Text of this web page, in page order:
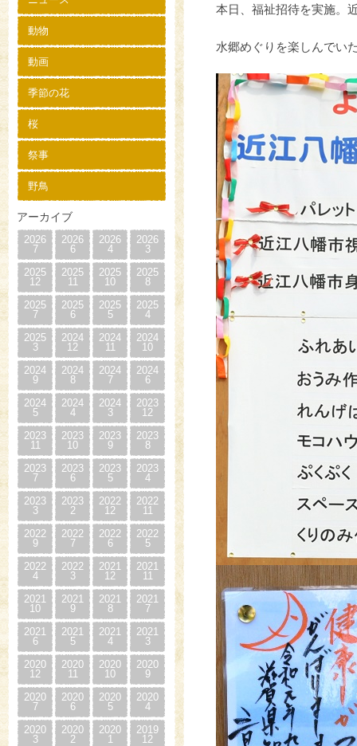
動物
動画
季節の花
桜
祭事
野鳥
アーカイブ
2026
7
2026
6
2026
4
2026
3
2025
12
2025
11
2025
10
2025
8
2025
7
2025
6
2025
5
2025
4
2025
3
2024
12
2024
11
2024
10
2024
9
2024
8
2024
7
2024
6
2024
5
2024
4
2024
3
2023
12
2023
11
2023
10
2023
9
2023
8
2023
7
2023
6
2023
5
2023
4
2023
3
2023
2
2022
12
2022
11
2022
9
2022
7
2022
6
2022
5
2022
4
2022
3
2021
12
2021
11
2021
10
2021
9
2021
8
2021
7
2021
6
2021
5
2021
4
2021
3
2020
12
2020
11
2020
10
2020
9
2020
7
2020
6
2020
5
2020
4
2020
3
2020
2
2020
1
2019
12
本日、福祉招待を実施。
水郷めぐりを楽しんでい